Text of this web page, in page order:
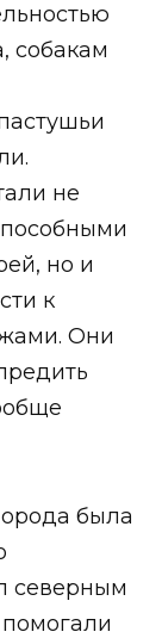
собакам
не
но и
к
Они
была
северным